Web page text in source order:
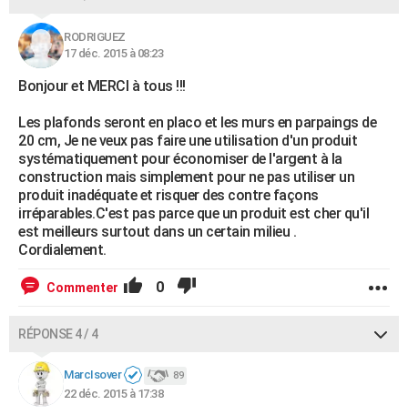
RODRIGUEZ
17 déc. 2015 à 08:23
Bonjour et MERCI à tous !!!
Les plafonds seront en placo et les murs en parpaings de
20 cm, Je ne veux pas faire une utilisation d'un produit
systématiquement pour économiser de l'argent à la
construction mais simplement pour ne pas utiliser un
produit inadéquate et risquer des contre façons
irréparables.C'est pas parce que un produit est cher qu'il
est meilleurs surtout dans un certain milieu .
Cordialement.
Commenter 0
RÉPONSE 4 / 4
MarcIsover 89
22 déc. 2015 à 17:38